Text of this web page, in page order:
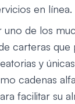
en línea.
uno de los
carteras
y
cadenas
facilitar su